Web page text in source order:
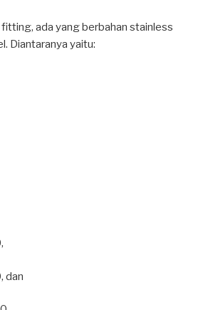
ada yang berbahan stainless
Diantaranya yaitu:
dan